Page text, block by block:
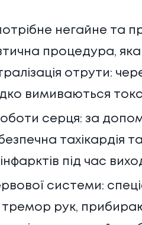
потрібне негайне та
процедура,
отрути:
вимиваються
серця: за
тахікардія
під час
системи:
тремор рук,